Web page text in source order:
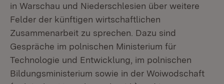
in Warschau und Niederschlesien über weitere
Felder der künftigen wirtschaftlichen
Zusammenarbeit zu sprechen. Dazu sind
Gespräche im polnischen Ministerium für
Technologie und Entwicklung, im polnischen
Bildungsministerium sowie in der Woiwodschaft